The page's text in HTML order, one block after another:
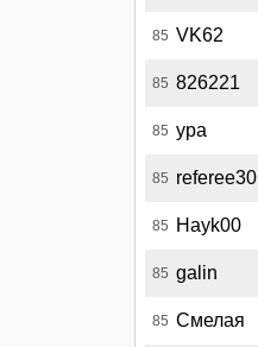
85 VK62
85 826221
85 ура
85 referee30
85 Hayk00
85 galin
85 Смелая